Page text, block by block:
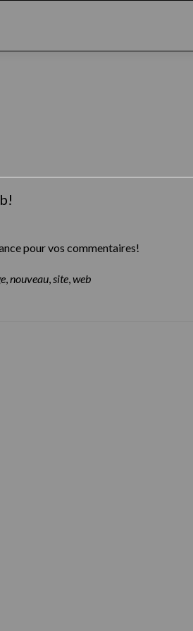
pour vos commentaires!
,nouveau,site,web